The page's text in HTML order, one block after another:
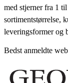
med stjerner fra 1
sortimentstørrelse,
leveringsformer og
Bedst anmeldte